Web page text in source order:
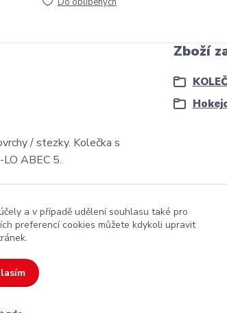
/ stezky. Kolečka s
ABEC 5.
Zboží
a v případě udělení souhlasu také pro
preferencí cookies můžete kdykoli upravit